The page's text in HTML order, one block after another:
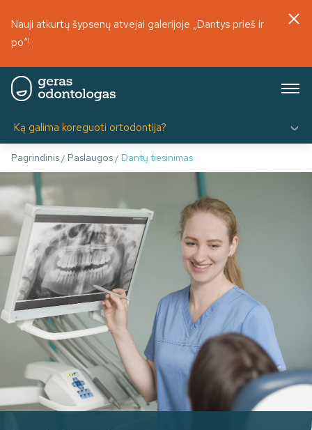
Nauji atkurtų šypsenų atvejai galerijoje „Dantys prieš ir
po“!
Ką galima koreguoti ortodontija?
Pagrindinis / Paslaugos / Dantų tiesinimas